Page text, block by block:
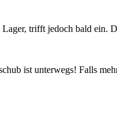
trifft jedoch bald ein.
ist unterwegs! Falls